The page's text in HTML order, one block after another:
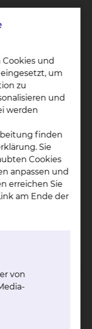
Wachs-
bei ca.70 Grad.
Zustand
ausgegossen
Ofen bei ca.50
direkt auf die
mit der
Spasmolyse,
Entspannung.
Wirkung
und
der Muskulatur
und
um
zu
und
werden
finden
Sie
Cookies
anpassen und
erreichen Sie
am Ende der
von